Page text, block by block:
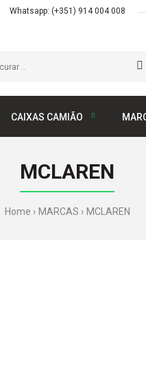
Whatsapp: (+351) 914 004 008
CAIXAS CAMIÃO
MCLAREN
Home MARCAS MCLAREN